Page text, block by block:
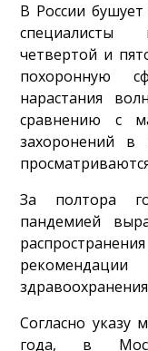
В России
специалисты
четвертой и
похоронную
нарастания
сравнению с
захоронений в
За полтора
пандемией
Согласно указу
года, в